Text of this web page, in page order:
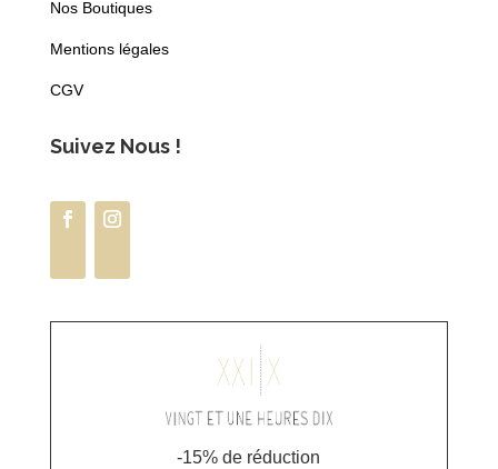
Nos Boutiques
Mentions légales
CGV
Suivez Nous !
-15% de réduction